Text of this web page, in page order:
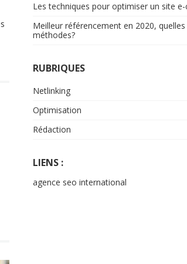
Les techniques pour optimiser un site
Meilleur référencement en 2020,
méthodes?
RUBRIQUES
Netlinking
Optimisation
Rédaction
LIENS :
agence seo international